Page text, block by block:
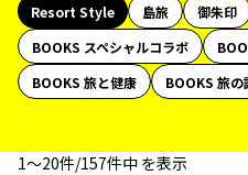
Resort Style
島旅 御朱印
BOOKS スペシャルコラボ
BOOKS 旅と健康
BOOKS 旅の
1〜20件/157件中 を表示